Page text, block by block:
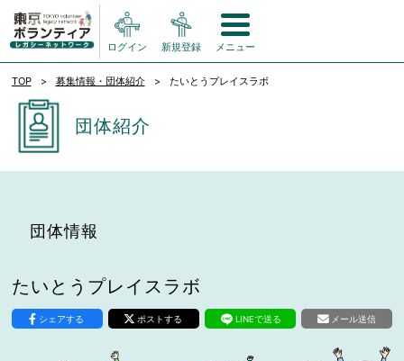
ログイン 新規登録 メニュー
TOP 募集情報・団体紹介 たいとうプレイスラボ
団体紹介
団体情報
たいとうプレイスラボ
シェアする ポストする LINEで送る メール送信